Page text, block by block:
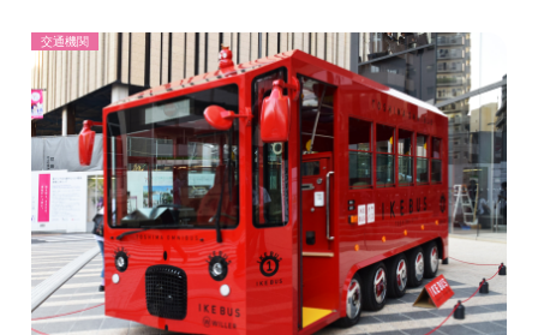
交通機関